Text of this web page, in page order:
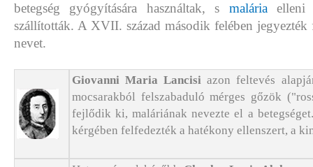
betegség gyógyítására használtak, s maláriaelleni
szállították. A XVII. század második felében jegyezték
nevet.
Giovanni Maria Lancisiazon feltevés
mocsarakból felszabaduló mérges gőzök
fejlődik ki, maláriának nevezte el a
kérgében felfedezték a hatékony ellenszert, a